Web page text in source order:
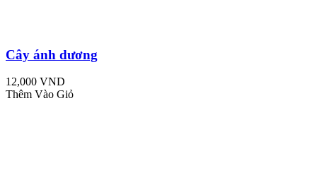
Cây ánh dương
12,000 VND
Thêm Vào Giỏ